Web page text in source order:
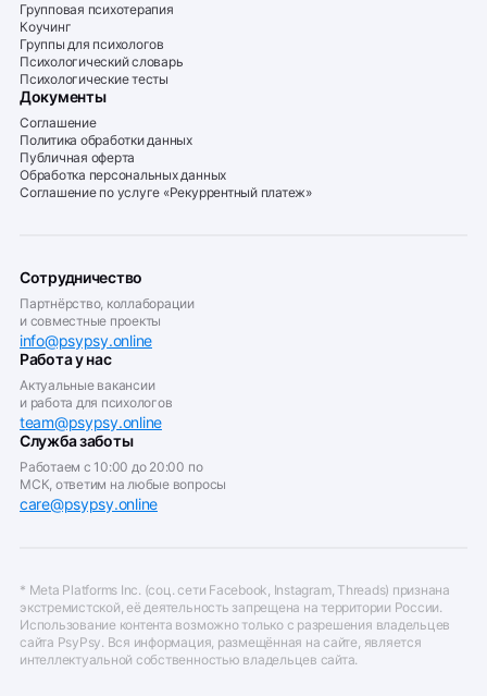
Групповая психотерапия
Коучинг
Группы для психологов
Психологический словарь
Психологические тесты
Документы
Соглашение
Политика обработки данных
Публичная оферта
Обработка персональных данных
Соглашение по услуге «Рекуррентный платеж»
Сотрудничество
Партнёрство, коллаборации
и совместные проекты
info@psypsy.online
Работа у нас
Актуальные вакансии
и работа для психологов
team@psypsy.online
Служба заботы
Работаем с 10:00 до 20:00 по
МСК, ответим на любые вопросы
care@psypsy.online
* Meta Platforms Inc. (соц. сети Facebook, Instagram, Threads) признана
экстремистской, её деятельность запрещена на территории России.
Использование контента возможно только с разрешения владельцев
сайта PsyPsy. Вся информация, размещённая на сайте, является
интеллектуальной собственностью владельцев сайта.